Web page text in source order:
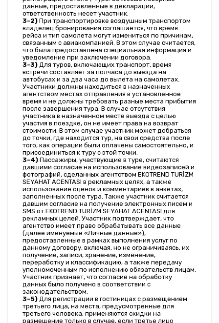
данные, предоставленные в декларации,
ответственность несет участник.
3-2) При транспортировке воздушным транспортом
владелец бронирования соглашается, что время
рейса и тип самолета могут измениться по причинам,
связанным с авиакомпанией. В этом случае считается,
что была предоставлена специальная информация и
уведомление при заключении договора.
3-3) Для туров, включающих транспорт, время
встречи составляет за полчаса до выезда на
автобусах и за два часа до вылета на самолетах.
Участники должны находиться в назначенных
агентством местах отправления в установленное
время и не должны требовать разные места прибытия
после завершения тура. В случае отсутствия
участника в назначенном месте выезда с целью
участия в поездке, он не имеет права на возврат
стоимости. В этом случае участник может добраться
до точки, где находится тур, на свои средства после
того, как операции были оплачены самостоятельно, и
присоединиться к туру с этой точки.
3-4) Пассажиры, участвующие в туре, считаются
давшими согласие на использование видеозаписей и
фотографий, сделанных агентством EKOTREND TURİZM
SEYAHAT ACENTASI в рекламных целях, а также
использование оценок и комментариев в анкетах,
заполненных после тура. Также участник считается
давшим согласие на получение электронных писем и
SMS от EKOTREND TURİZM SEYAHAT ACENTASI для
рекламных целей. Участник подтверждает, что
агентство имеет право обрабатывать все данные
(далее именуемые «Личные данные»),
предоставленные в рамках выполнения услуг по
данному договору, включая, но не ограничиваясь, их
получение, записи, хранение, изменение,
переработку и классификацию, а также передачу
уполномоченным по исполнению обязательств лицам.
Участник признает, что согласие на обработку
данных было получено в соответствии с
законодательством.
3-5) Для регистрации в гостиницах с размещением
третьего лица, на места, предусмотренные для
третьего человека, применяются скидки на
размещение только в случае, если третье лицо